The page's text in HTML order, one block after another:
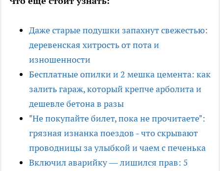
Даже старые подушки запахнут свежестью:
деревенская хитрость от пота и
изношенности
Бесплатные опилки и 2 мешка цемента: как
залить гараж, который крепче арболита и
дешевле бетона в разы
"Не покупайте билет, пока не прочитаете":
грязная изнанка поездов - что скрывают
проводницы за улыбкой и чаем с печенька
Включил аварийку — лишился прав: 5